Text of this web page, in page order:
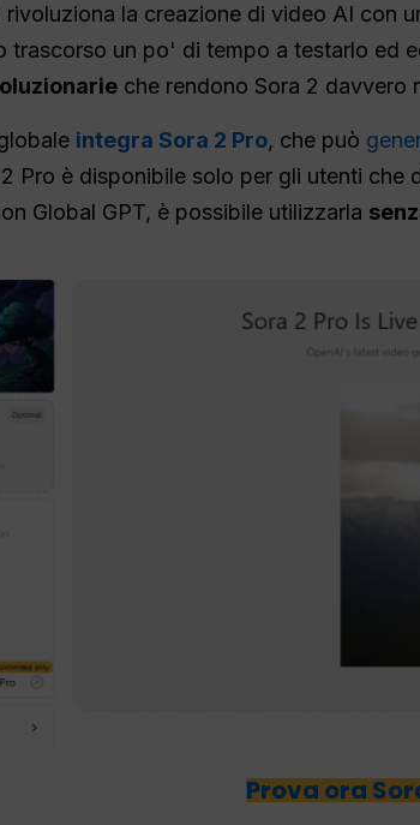
rivoluziona la creazione di video AI con
trascorso un po' di tempo a testarlo ed
che rendono Sora 2 davvero
integra Sora 2 Pro, che può
Pro è disponibile solo per gli utenti che
Global GPT, è possibile utilizzarla
Prova ora